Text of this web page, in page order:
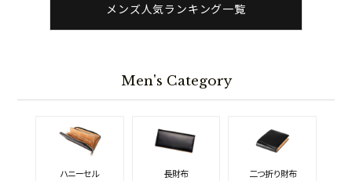
メンズ人気ランキング一覧
Men's Category
ハニーセル 長財布 二つ折り財布